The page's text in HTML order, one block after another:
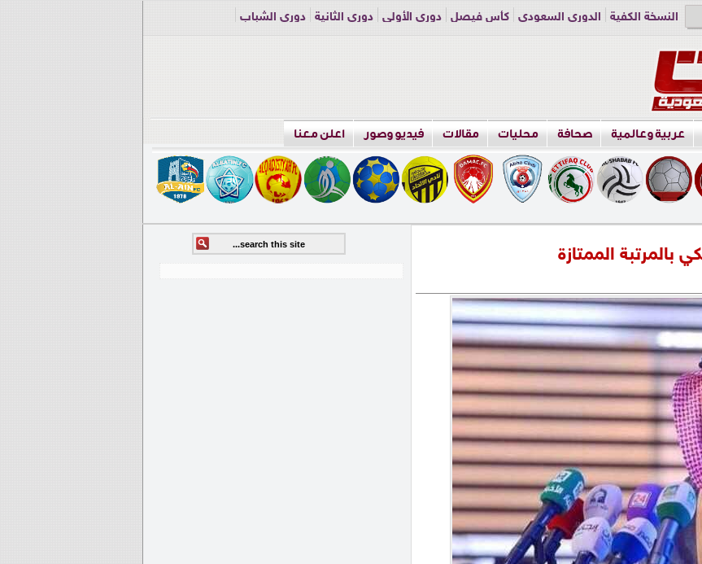
النسخة الكفية الدوري السعودي كأس فيصل دوري الأولى دوري الثانية
دوري الشباب
عربية وعالمية صحافة محليات مقالات فيديو وصور اعلن معنا
بالمرتبة الممتازة